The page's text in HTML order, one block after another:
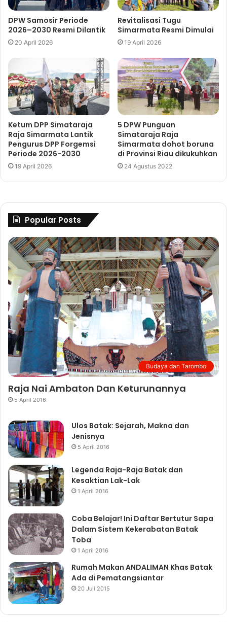
DPW Samosir Periode
2026–2030 Resmi Dilantik
20 April 2026
Revitalisasi Tugu
Simarmata Resmi Dimulai
19 April 2026
Ketum DPP Simataraja
Raja Simarmata Lantik
Pengurus DPP Forgemsi
Periode 2026-2030
19 April 2026
5 DPW Punguan
Simataraja Raja
Simarmata dohot boruna
di Provinsi Riau dikukuhkan
24 Agustus 2022
Popular Posts
Budaya dan Tarombo
Raja Nai Ambaton Dan Keturunannya
5 April 2016
Ulos Batak: Sejarah, Makna dan
Jenisnya
5 April 2016
Legenda Raja-Raja Batak dan
Kesaktian Lak-Lak
1 April 2016
Coba Belajar! Ini Daftar Bertutur Sapa
Dalam Sistem Kekerabatan Batak
Toba
1 April 2016
Rumah Makan ANDALIMAN Khas Batak
Ada di Pematangsiantar
20 Juli 2015